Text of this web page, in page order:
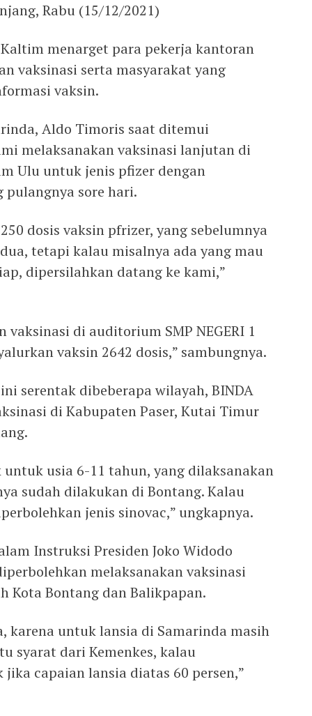
Rabu (15/12/2021)
menarget para pekerja kantoran
vaksinasi serta masyarakat yang
vaksin.
Aldo Timoris saat ditemui
melaksanakan vaksinasi lanjutan di
Ulu untuk jenis pfizer dengan
pulangnya sore hari.
dosis vaksin pfrizer, yang sebelumnya
tetapi kalau misalnya ada yang mau
dipersilahkan datang ke kami,”
vaksinasi di auditorium SMP NEGERI 1
vaksin 2642 dosis,” sambungnya.
serentak dibeberapa wilayah, BINDA
di Kabupaten Paser, Kutai Timur
untuk usia 6-11 tahun, yang dilaksanakan
sudah dilakukan di Bontang. Kalau
jenis sinovac,” ungkapnya.
Instruksi Presiden Joko Widodo
melaksanakan vaksinasi
Kota Bontang dan Balikpapan.
karena untuk lansia di Samarinda masih
syarat dari Kemenkes, kalau
capaian lansia diatas 60 persen,”